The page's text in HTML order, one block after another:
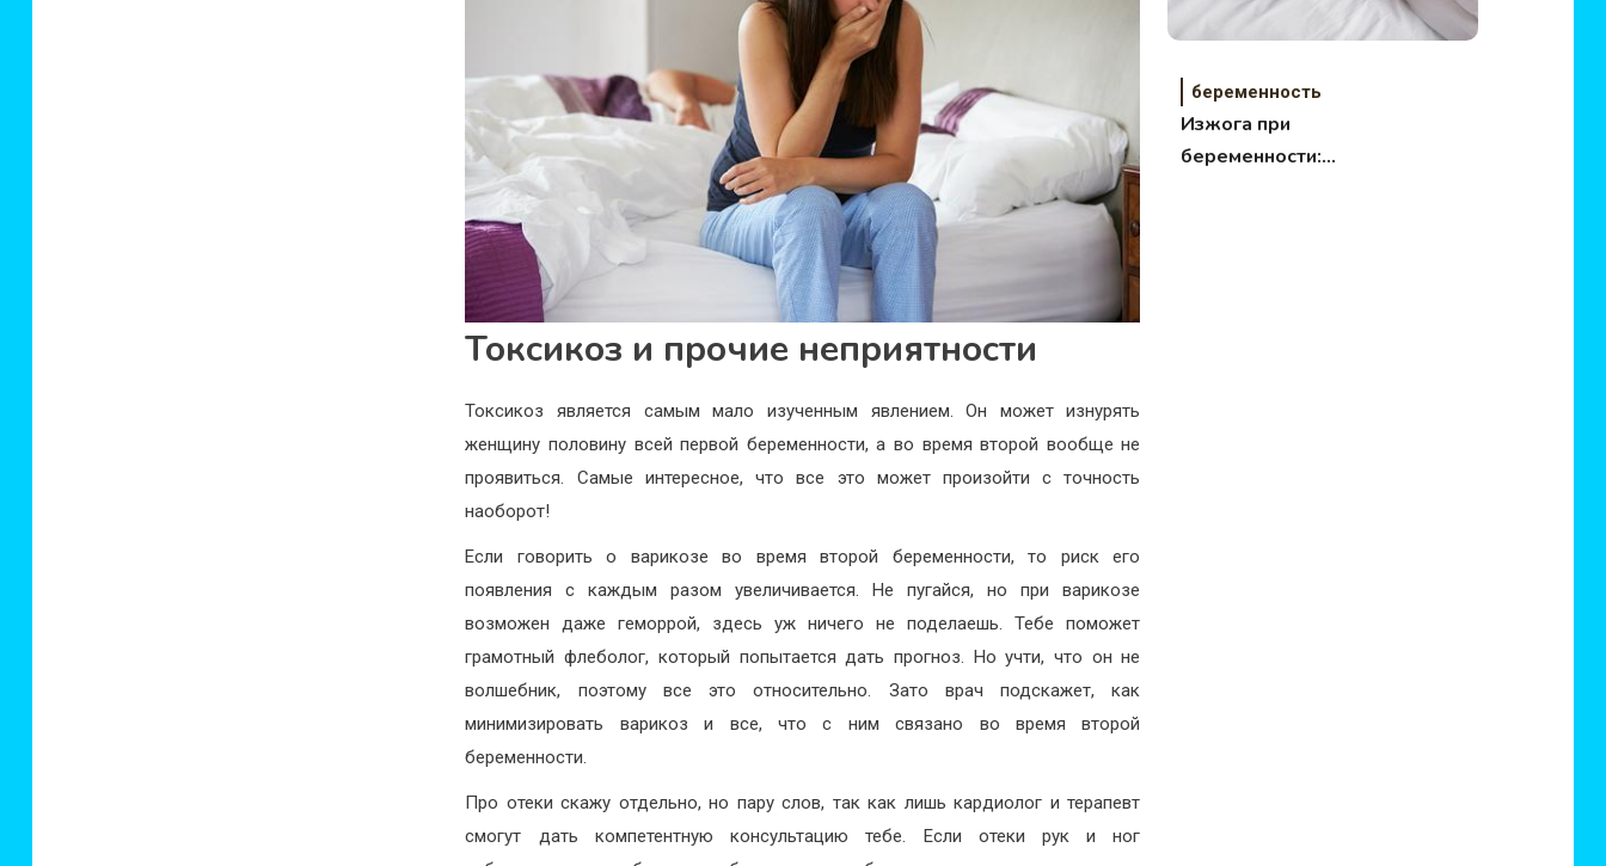
Токсикоз и прочие неприятности
Токсикоз является самым мало изученным явлением. Он может изнурять
женщину половину всей первой беременности, а во время второй вообще не
проявиться. Самые интересное, что все это может произойти с точность
наоборот!
Если говорить о варикозе во время второй беременности, то риск его
появления с каждым разом увеличивается. Не пугайся, но при варикозе
возможен даже геморрой, здесь уж ничего не поделаешь. Тебе поможет
грамотный флеболог, который попытается дать прогноз. Но учти, что он не
волшебник, поэтому все это относительно. Зато врач подскажет, как
минимизировать варикоз и все, что с ним связано во время второй
беременности.
Про отеки скажу отдельно, но пару слов, так как лишь кардиолог и терапевт
смогут дать компетентную консультацию тебе. Если отеки рук и ног
беременность
Изжога при
беременности: